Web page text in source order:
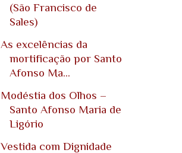
(São Francisco de
Sales)
As excelências da
mortificação por Santo
Afonso Ma...
Modéstia dos Olhos‏ –
Santo Afonso Maria de
Ligório
Vestida com Dignidade